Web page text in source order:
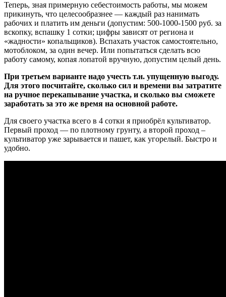
Теперь, зная примерную себестоимость работы, мы можем
прикинуть, что целесообразнее — каждый раз нанимать
рабочих и платить им деньги (допустим: 500-1000-1500 руб. за
вскопку, вспашку 1 сотки; цифры зависят от региона и
«жадности» копальщиков). Вспахать участок самостоятельно,
мотоблоком, за один вечер. Или попытаться сделать всю
работу самому, копая лопатой вручную, допустим целый день.
При третьем варианте надо учесть т.н. упущенную выгоду.
Для этого посчитайте, сколько сил и времени вы затратите
на ручное перекапывание участка, и сколько вы сможете
заработать за это же время на основной работе.
Для своего участка всего в 4 сотки я приобрёл культиватор.
Первый проход — по плотному грунту, а второй проход –
культиватор уже зарывается и пашет, как угорелый. Быстро и
удобно.